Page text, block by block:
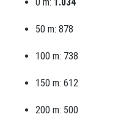
50 m: 878
100 m: 738
150 m: 612
200 m: 500